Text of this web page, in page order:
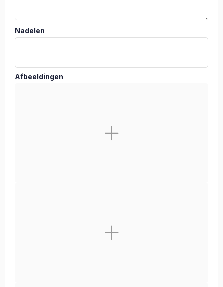
Nadelen
Afbeeldingen